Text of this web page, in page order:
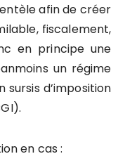
afin de créer
fiscalement,
en principe une
un régime
d’imposition
en cas :